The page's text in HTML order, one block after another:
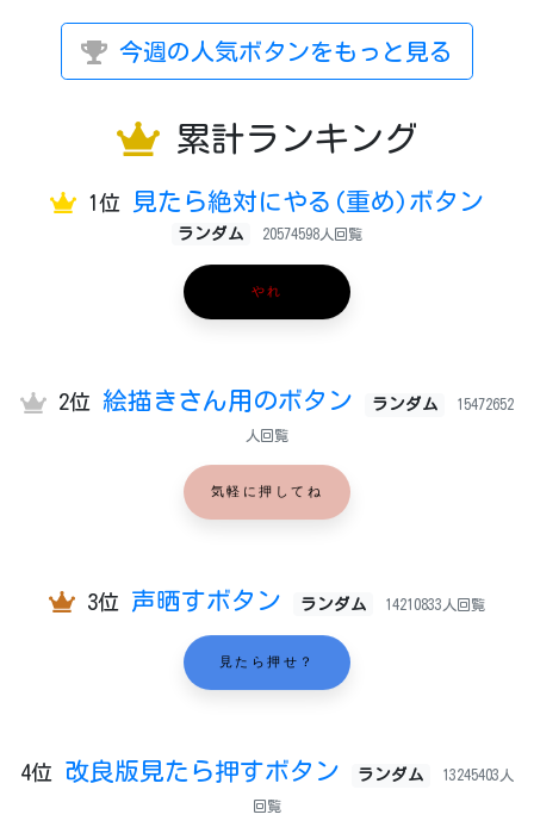
今週の人気ボタンをもっと見る
累計ランキング
1位 見たら絶対にやる(重め)ボタン
ランダム 20574598人回覧
やれ
2位 絵描きさん用のボタン ランダム 15472652
人回覧
気軽に押してね
3位 声晒すボタン ランダム 14210833人回覧
見たら押せ？
4位 改良版見たら押すボタン ランダム 13245403人
回覧